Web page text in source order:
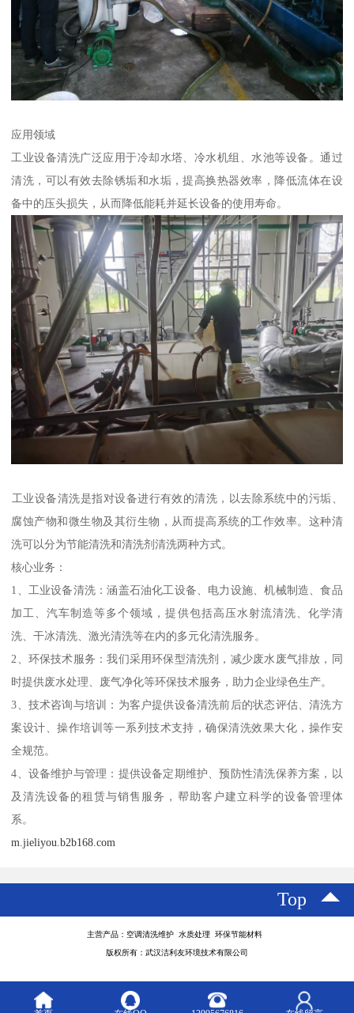
应用领域
工业设备清洗广泛应用于冷却水塔、冷水机组、水池等设备。通过
清洗，可以有效去除锈垢和水垢，提高换热器效率，降低流体在设
备中的压头损失，从而降低能耗并延长设备的使用寿命。
‌工业设备清洗‌是指对设备进行有效的清洗，以去除系统中的污垢、
腐蚀产物和微生物及其衍生物，从而提高系统的工作效率。这种清
洗可以分为节能清洗和清洗剂清洗两种方式。‌
核心业务：
1、工业设备清洗：涵盖石油化工设备、电力设施、机械制造、食品
加工、汽车制造等多个领域，提供包括高压水射流清洗、化学清
洗、干冰清洗、激光清洗等在内的多元化清洗服务。
2、环保技术服务：我们采用环保型清洗剂，减少废水废气排放，同
时提供废水处理、废气净化等环保技术服务，助力企业绿色生产。
3、技术咨询与培训：为客户提供设备清洗前后的状态评估、清洗方
案设计、操作培训等一系列技术支持，确保清洗效果大化，操作安
全规范。
4、设备维护与管理：提供设备定期维护、预防性清洗保养方案，以
及清洗设备的租赁与销售服务，帮助客户建立科学的设备管理体
系。
m.jieliyou.b2b168.com
Top
主营产品：空调清洗维护 水质处理 环保节能材料
版权所有：武汉洁利友环境技术有限公司